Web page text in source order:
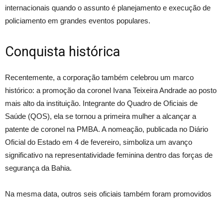
internacionais quando o assunto é planejamento e execução de
policiamento em grandes eventos populares.
Conquista histórica
Recentemente, a corporação também celebrou um marco
histórico: a promoção da coronel Ivana Teixeira Andrade ao posto
mais alto da instituição. Integrante do Quadro de Oficiais de
Saúde (QOS), ela se tornou a primeira mulher a alcançar a
patente de coronel na PMBA. A nomeação, publicada no Diário
Oficial do Estado em 4 de fevereiro, simboliza um avanço
significativo na representatividade feminina dentro das forças de
segurança da Bahia.
Na mesma data, outros seis oficiais também foram promovidos